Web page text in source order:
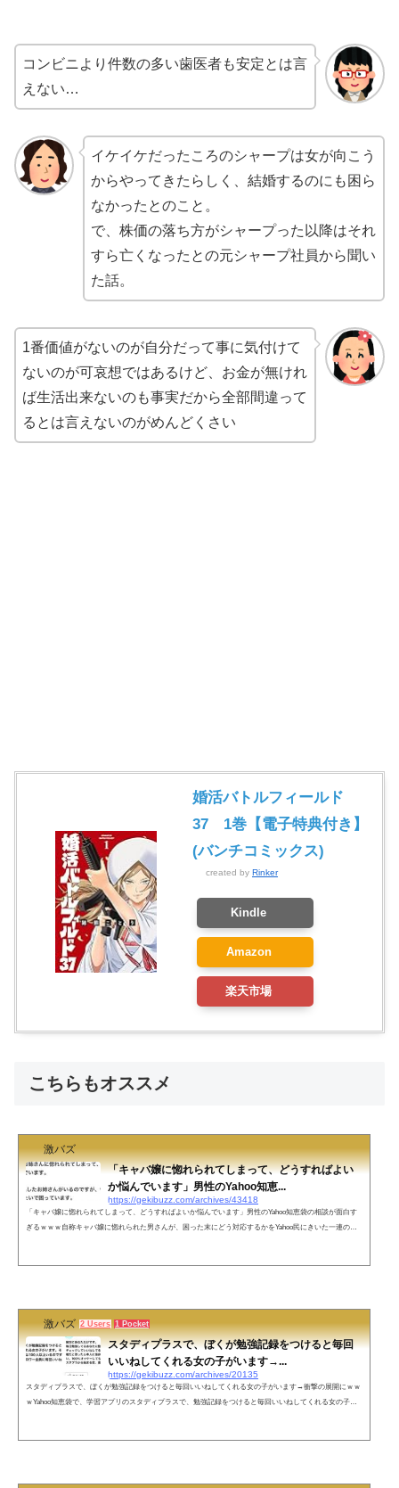
コンビニより件数の多い歯医者も安定とは言
えない…
イケイケだったころのシャープは女が向こう
からやってきたらしく、結婚するのにも困ら
なかったとのこと。
で、株価の落ち方がシャープった以降はそれ
すら亡くなったとの元シャープ社員から聞い
た話。
1番価値がないのが自分だって事に気付けて
ないのが可哀想ではあるけど、お金が無けれ
ば生活出来ないのも事実だから全部間違って
るとは言えないのがめんどくさい
婚活バトルフィールド
37 1巻【電子特典付き】
(バンチコミックス)
created by Rinker
Kindle
Amazon
楽天市場
こちらもオススメ
激バズ
「キャバ嬢に惚れられてしまって、どうすればよい
か悩んでいます」男性のYahoo知恵...
https://gekibuzz.com/archives/43418
「キャバ嬢に惚れられてしまって、どうすればよいか悩んでいます」男性のYahoo知恵袋の相談が面白す
ぎるｗｗｗ自称キャバ嬢に惚れられた男さんが、困った末にどう対応するかをYahoo民にきいた一連のス
激バズ 2 Users 1 Pocket
スタディプラスで、ぼくが勉強記録をつけると毎回
いいねしてくれる女の子がいます→...
https://gekibuzz.com/archives/20135
スタディプラスで、ぼくが勉強記録をつけると毎回いいねしてくれる女の子がいます→衝撃の展開にｗｗ
ｗYahoo知恵袋で、学習アプリのスタディプラスで、勉強記録をつけると毎回いいねしてくれる女の子が